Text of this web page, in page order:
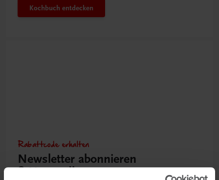
Kochbuch entdecken
Rabattcode erhalten
Newsletter abonnieren
& Versandkosten sparen